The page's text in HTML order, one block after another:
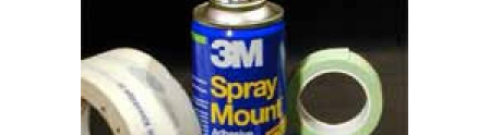
Самодельный трафарет Плитки в углах